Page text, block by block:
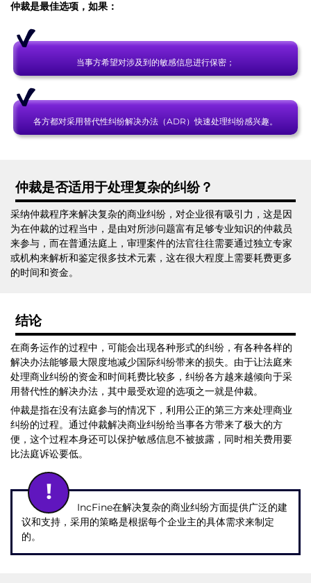
仲裁是最佳选项，如果：
当事方希望对涉及到的敏感信息进行保密；
各方都对采用替代性纠纷解决办法（ADR）快速处理纠纷感兴趣。
仲裁是否适用于处理复杂的纠纷？
采纳仲裁程序来解决复杂的商业纠纷，对企业很有吸引力，这是因
为在仲裁的过程当中，是由对所涉问题富有足够专业知识的仲裁员
来参与，而在普通法庭上，审理案件的法官往往需要通过独立专家
或机构来解析和鉴定很多技术元素，这在很大程度上需要耗费更多
的时间和资金。
结论
在商务运作的过程中，可能会出现各种形式的纠纷，有各种各样的
解决办法能够最大限度地减少国际纠纷带来的损失。由于让法庭来
处理商业纠纷的资金和时间耗费比较多，纠纷各方越来越倾向于采
用替代性的解决办法，其中最受欢迎的选项之一就是仲裁。
仲裁是指在没有法庭参与的情况下，利用公正的第三方来处理商业
纠纷的过程。通过仲裁解决商业纠纷给当事各方带来了极大的方
便，这个过程本身还可以保护敏感信息不被披露，同时相关费用要
比法庭诉讼要低。
IncFine在解决复杂的商业纠纷方面提供广泛的建
议和支持，采用的策略是根据每个企业主的具体需求来制定
的。